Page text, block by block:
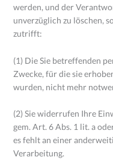
werden, und der
unverzüglich zu löschen,
zutrifft:
(1) Die Sie betreffenden
Zwecke, für die sie
wurden, nicht mehr
(2) Sie widerrufen Ihre
gem. Art. 6 Abs. 1 lit. a
es fehlt an einer
Verarbeitung.